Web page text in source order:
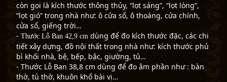
còn gọi là kích thước thông thủy, “lọt sáng”, “lọt lòng”,
“lọt gió” trong nhà như: ô cửa sổ, ô thoáng, cửa chính,
cửa sổ, giếng trời…
- Thước Lỗ Ban 42,9 cm dùng để đo kích thước đặc, các chi
tiết xây dựng, đồ nội thất trong nhà như: kích thước phủ
bì khối nhà, bệ, bếp, bậc, giường, tủ…
- Thước Lỗ Ban 38,8 cm dùng để đo âm phần như : bàn
thờ, tủ thờ, khuôn khổ bài vị…